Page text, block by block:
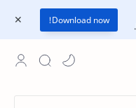
Download now!